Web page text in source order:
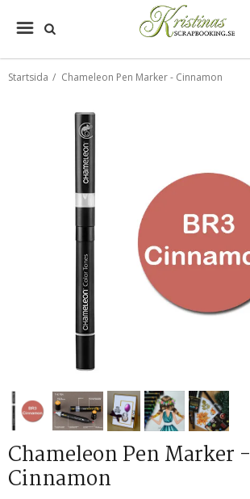
Startsida / Chameleon Pen Marker - Cinnamon
Chameleon Pen Marker -
Cinnamon